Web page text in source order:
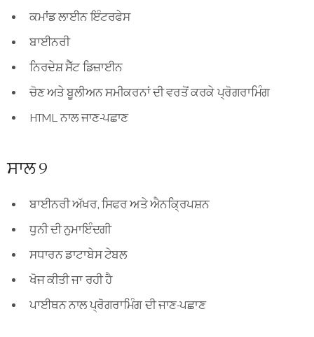
ਕਮਾਂਡ ਲਾਈਨ ਇੰਟਰਫੇਸ
ਬਾਈਨਰੀ
ਨਿਰਦੇਸ਼ ਸੈੱਟ ਡਿਜ਼ਾਈਨ
ਚੋਣ ਅਤੇ ਬੂਲੀਅਨ ਸਮੀਕਰਨਾਂ ਦੀ ਵਰਤੋਂ ਕਰਕੇ ਪ੍ਰੋਗਰਾਮਿੰਗ
HTML ਨਾਲ ਜਾਣ-ਪਛਾਣ
ਸਾਲ 9
ਬਾਈਨਰੀ ਅੱਖਰ, ਸਿਫਰ ਅਤੇ ਐਨਕ੍ਰਿਪਸ਼ਨ
ਧੁਨੀ ਦੀ ਨੁਮਾਇੰਦਗੀ
ਸਧਾਰਨ ਡਾਟਾਬੇਸ ਟੇਬਲ
ਖੋਜ ਕੀਤੀ ਜਾ ਰਹੀ ਹੈ
ਪਾਈਥਨ ਨਾਲ ਪ੍ਰੋਗਰਾਮਿੰਗ ਦੀ ਜਾਣ-ਪਛਾਣ